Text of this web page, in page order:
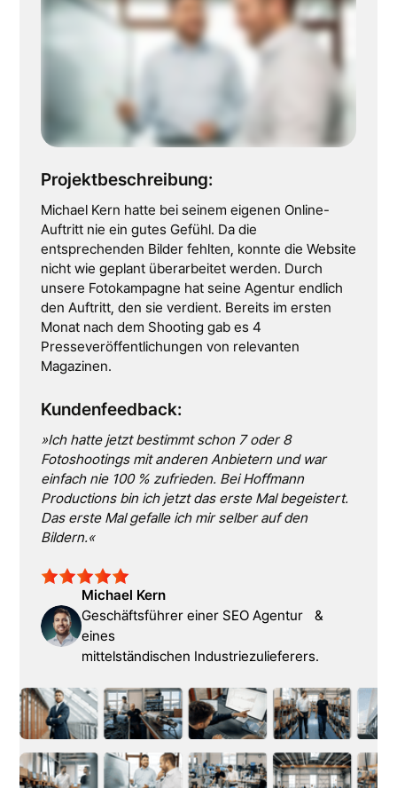
Projektbeschreibung:
Michael Kern hatte bei seinem eigenen Online-
Auftritt nie ein gutes Gefühl. Da die
entsprechenden Bilder fehlten, konnte die Website
nicht wie geplant überarbeitet werden. Durch
unsere Fotokampagne hat seine Agentur endlich
den Auftritt, den sie verdient. Bereits im ersten
Monat nach dem Shooting gab es 4
Presseveröffentlichungen von relevanten
Magazinen.
Kundenfeedback:
»Ich hatte jetzt bestimmt schon 7 oder 8
Fotoshootings mit anderen Anbietern und war
einfach nie 100 % zufrieden. Bei Hoffmann
Productions bin ich jetzt das erste Mal begeistert.
Das erste Mal gefalle ich mir selber auf den
Bildern.«
Michael Kern
Geschäftsführer einer SEO Agentur &
eines
mittelständischen Industriezulieferers.